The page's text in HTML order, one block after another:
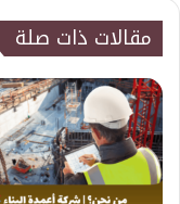
مقالات ذات صلة